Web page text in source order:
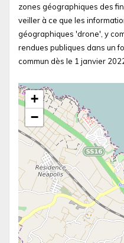
zones géographiques des
veiller à ce que les
géographiques 'drone', y
rendues publiques dans un
commun dès le 1 janvier